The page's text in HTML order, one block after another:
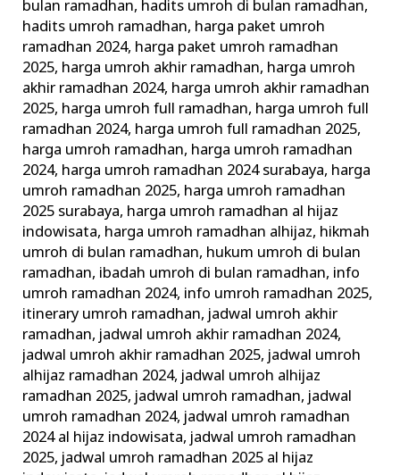
bulan ramadhan, hadits umroh di bulan ramadhan,
hadits umroh ramadhan, harga paket umroh
ramadhan 2024, harga paket umroh ramadhan
2025, harga umroh akhir ramadhan, harga umroh
akhir ramadhan 2024, harga umroh akhir ramadhan
2025, harga umroh full ramadhan, harga umroh full
ramadhan 2024, harga umroh full ramadhan 2025,
harga umroh ramadhan, harga umroh ramadhan
2024, harga umroh ramadhan 2024 surabaya, harga
umroh ramadhan 2025, harga umroh ramadhan
2025 surabaya, harga umroh ramadhan al hijaz
indowisata, harga umroh ramadhan alhijaz, hikmah
umroh di bulan ramadhan, hukum umroh di bulan
ramadhan, ibadah umroh di bulan ramadhan, info
umroh ramadhan 2024, info umroh ramadhan 2025,
itinerary umroh ramadhan, jadwal umroh akhir
ramadhan, jadwal umroh akhir ramadhan 2024,
jadwal umroh akhir ramadhan 2025, jadwal umroh
alhijaz ramadhan 2024, jadwal umroh alhijaz
ramadhan 2025, jadwal umroh ramadhan, jadwal
umroh ramadhan 2024, jadwal umroh ramadhan
2024 al hijaz indowisata, jadwal umroh ramadhan
2025, jadwal umroh ramadhan 2025 al hijaz